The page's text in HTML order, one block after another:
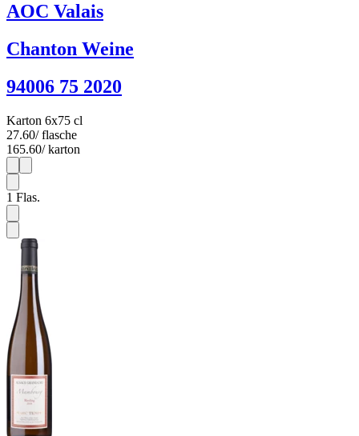
AOC Valais
Chanton Weine
94006 75 2020
Karton 6x75 cl
27.60/ flasche
165.60/ karton
1
1 Flas.